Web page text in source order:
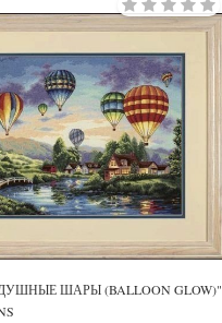
ШАРЫ (BALLOON GLOW)"